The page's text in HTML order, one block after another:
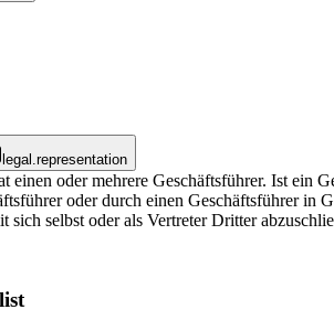
legal.representation
einen oder mehrere Geschäftsführer. Ist ein
oder durch einen Geschäftsführer in
sich selbst oder als Vertreter Dritter